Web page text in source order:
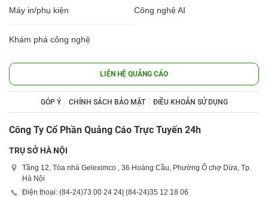
Máy in/phụ kiện Công nghệ AI
Khám phá công nghệ
LIÊN HỆ QUẢNG CÁO
GÓP Ý CHÍNH SÁCH BẢO MẬT ĐIỀU KHOẢN SỬ DỤNG
Công Ty Cổ Phần Quảng Cáo Trực Tuyến 24h
TRỤ SỞ HÀ NỘI
Tầng 12, Tòa nhà Geleximco , 36 Hoàng Cầu, Phường Ô chợ Dừa, Tp.
Hà Nội
Điện thoại: (84-24)73 00 24 24| (84-24)35 12 18 06